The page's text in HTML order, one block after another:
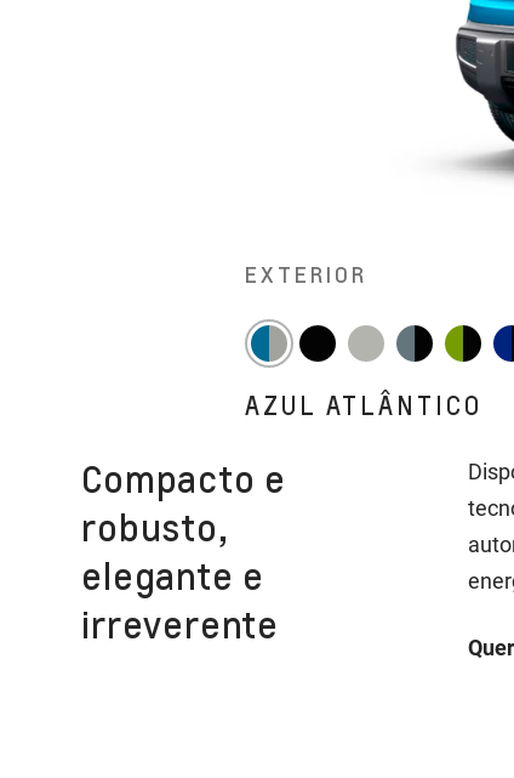
EXTERIOR
AZUL ATLÂNTICO
Compacto e
robusto,
elegante e
irreverente